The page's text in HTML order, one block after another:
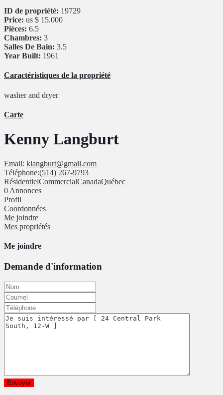
ID de propriété: 19729
Price: us $ 15.000
Pièces: 6.5
Chambres: 3
Salles De Bain: 3.5
Year Built: 1961
Caractéristiques de la propriété
washer and dryer
Carte
Kenny Langburt
Email: klangburt@gmail.com
Téléphone:(514) 267-9793
RésidentielCommercialCanadaQuébec
0 Annonces
Profil
Coordonnées
Me joindre
Mes propriétés
Me joindre
Demande d'information